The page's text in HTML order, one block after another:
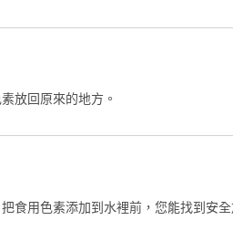
放回原來的地方。
食用色素添加到水裡前，您能找到安